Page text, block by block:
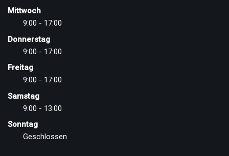
Mittwoch
9:00 - 17:00
Donnerstag
9:00 - 17:00
Freitag
9:00 - 17:00
Samstag
9:00 - 13:00
Sonntag
Geschlossen